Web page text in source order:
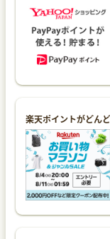
楽天ポイントがどん